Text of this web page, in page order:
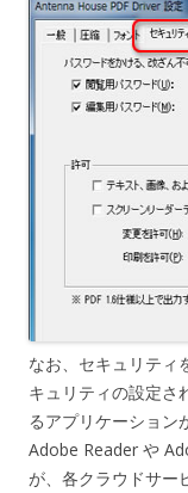
なお、セキュリティ
キュリティの設定さ
るアプリケーション
Adobe Reader や
が、各クラウドサー